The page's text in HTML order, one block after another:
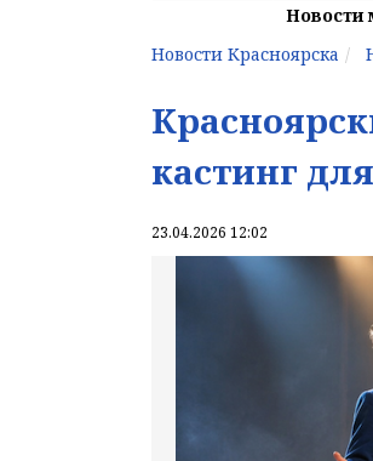
Новости
Новости Красноярска
кастинг
23.04.2026 12:02